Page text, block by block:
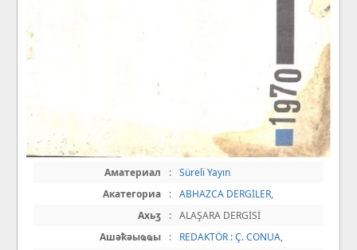
Аматериал : Süreli Yayın
Акатегориа
: ABHAZCA DERGİLER,
Ахьӡ
: ALAŞARA DERGİSİ
Ашәҟәыҩҩы
: REDAKTÖR : Ç. CONUA,